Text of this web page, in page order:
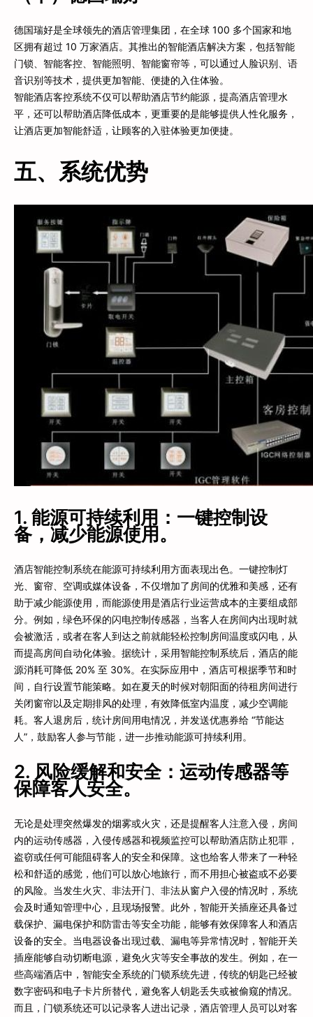
德国瑞好是全球领先的酒店管理集团，在全球 100 多个国家和地
区拥有超过 10 万家酒店。其推出的智能酒店解决方案，包括智能
门锁、智能客控、智能照明、智能窗帘等，可以通过人脸识别、语
音识别等技术，提供更加智能、便捷的入住体验。
智能酒店客控系统不仅可以帮助酒店节约能源，提高酒店管理水
平，还可以帮助酒店降低成本，更重要的是能够提供人性化服务，
让酒店更加智能舒适，让顾客的入驻体验更加便捷。
五、系统优势
1. 能源可持续利用：一键控制设
备，减少能源使用。
酒店智能控制系统在能源可持续利用方面表现出色。一键控制灯
光、窗帘、空调或媒体设备，不仅增加了房间的优雅和美感，还有
助于减少能源使用，而能源使用是酒店行业运营成本的主要组成部
分。例如，绿色环保的闪电控制传感器，当客人在房间内出现时就
会被激活，或者在客人到达之前就能轻松控制房间温度或闪电，从
而提高房间自动化体验。据统计，采用智能控制系统后，酒店的能
源消耗可降低 20% 至 30%。在实际应用中，酒店可根据季节和时
间，自行设置节能策略。如在夏天的时候对朝阳面的待租房间进行
关闭窗帘以及定期排风的处理，有效降低室内温度，减少空调能
耗。客人退房后，统计房间用电情况，并发送优惠券给 “节能达
人”，鼓励客人参与节能，进一步推动能源可持续利用。
2. 风险缓解和安全：运动传感器等
保障客人安全。
无论是处理突然爆发的烟雾或火灾，还是提醒客人注意入侵，房间
内的运动传感器，入侵传感器和视频监控可以帮助酒店防止犯罪，
盗窃或任何可能阻碍客人的安全和保障。这也给客人带来了一种轻
松和舒适的感觉，他们可以放心地旅行，而不用担心被盗或不必要
的风险。当发生火灾、非法开门、非法从窗户入侵的情况时，系统
会及时通知管理中心，且现场报警。此外，智能开关插座还具备过
载保护、漏电保护和防雷击等安全功能，能够有效保障客人和酒店
设备的安全。当电器设备出现过载、漏电等异常情况时，智能开关
插座能够自动切断电源，避免火灾等安全事故的发生。例如，在一
些高端酒店中，智能安全系统的门锁系统先进，传统的钥匙已经被
数字密码和电子卡片所替代，避免客人钥匙丢失或被偷窥的情况。
而且，门锁系统还可以记录客人进出记录，酒店管理人员可以对客